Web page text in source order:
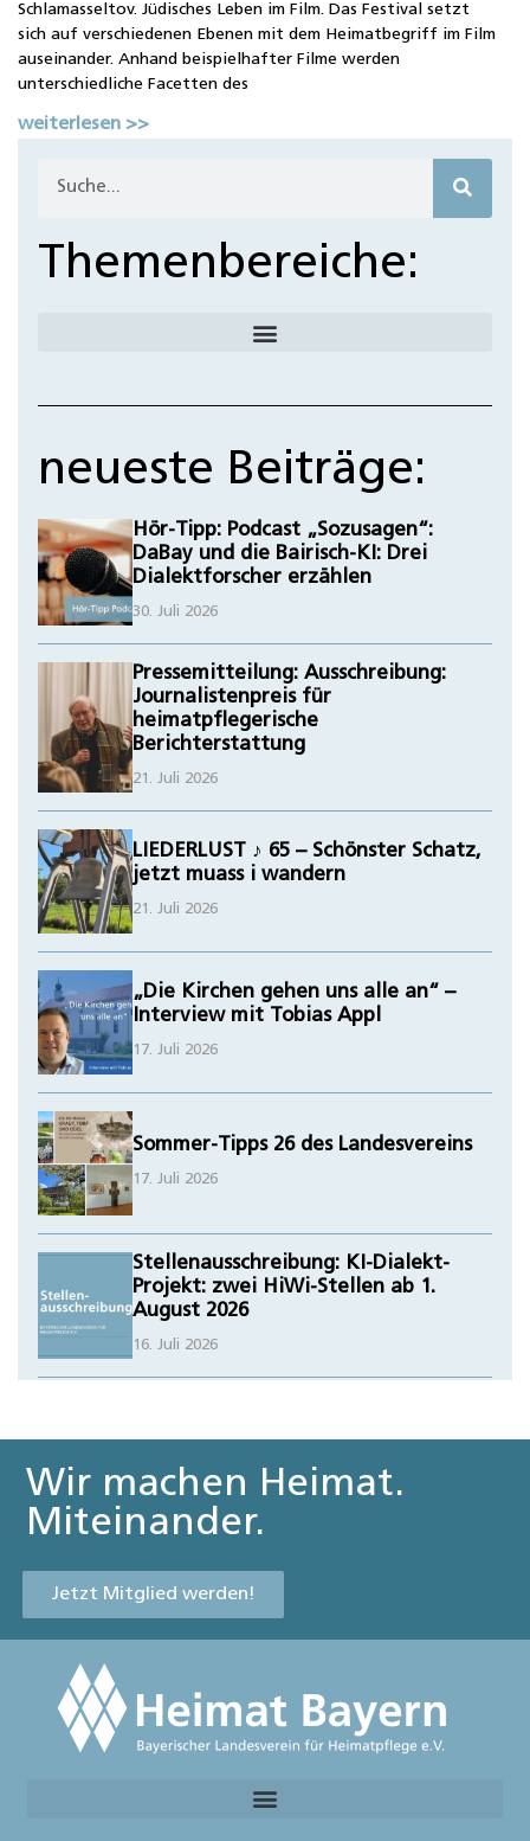
Schlamasseltov. Jüdisches Leben im Film. Das Festival setzt
sich auf verschiedenen Ebenen mit dem Heimatbegriff im Film
auseinander. Anhand beispielhafter Filme werden
unterschiedliche Facetten des
weiterlesen >>
Themenbereiche:
neueste Beiträge:
Hör-Tipp: Podcast „Sozusagen“:
DaBay und die Bairisch-KI: Drei
Dialektforscher erzählen
30. Juli 2026
Pressemitteilung: Ausschreibung:
Journalistenpreis für
heimatpflegerische
Berichterstattung
21. Juli 2026
LIEDERLUST ♪ 65 – Schönster Schatz,
jetzt muass i wandern
21. Juli 2026
„Die Kirchen gehen uns alle an“ –
Interview mit Tobias Appl
17. Juli 2026
Sommer-Tipps 26 des Landesvereins
17. Juli 2026
Stellenausschreibung: KI-Dialekt-
Projekt: zwei HiWi-Stellen ab 1.
August 2026
16. Juli 2026
Wir machen Heimat.
Miteinander.
Jetzt Mitglied werden!